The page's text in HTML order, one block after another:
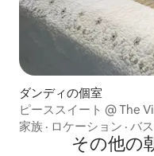
ダンディの個室
ピーススイート @ The
家族 · ロケーション · バ
その他の